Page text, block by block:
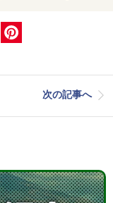
次の記事へ